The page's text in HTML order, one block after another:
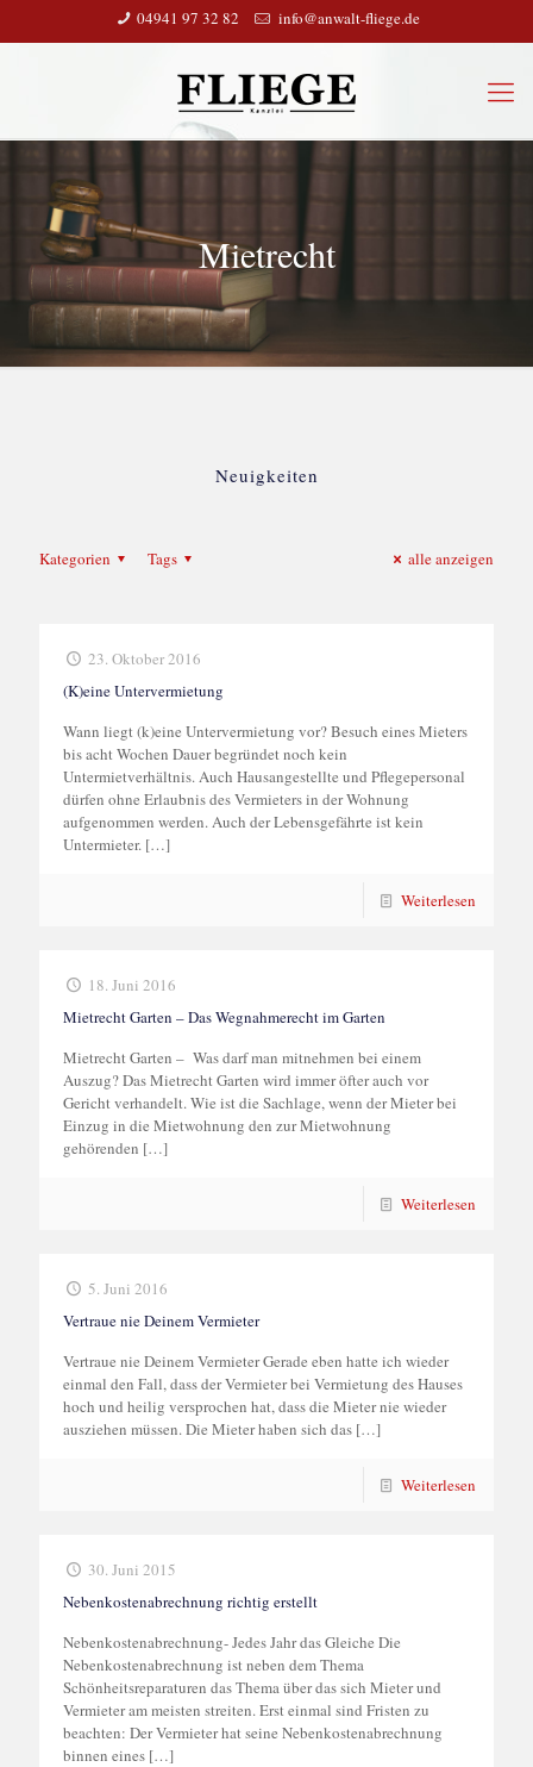
04941 97 32 82 info@anwalt-fliege.de
Mietrecht
Neuigkeiten
Kategorien Tags alle anzeigen
23. Oktober 2016
(K)eine Untervermietung
Wann liegt (k)eine Untervermietung vor? Besuch eines Mieters
bis acht Wochen Dauer begründet noch kein
Untermietverhältnis. Auch Hausangestellte und Pflegepersonal
dürfen ohne Erlaubnis des Vermieters in der Wohnung
aufgenommen werden. Auch der Lebensgefährte ist kein
Untermieter. […]
Weiterlesen
18. Juni 2016
Mietrecht Garten – Das Wegnahmerecht im Garten
Mietrecht Garten – Was darf man mitnehmen bei einem
Auszug? Das Mietrecht Garten wird immer öfter auch vor
Gericht verhandelt. Wie ist die Sachlage, wenn der Mieter bei
Einzug in die Mietwohnung den zur Mietwohnung
gehörenden […]
Weiterlesen
5. Juni 2016
Vertraue nie Deinem Vermieter
Vertraue nie Deinem Vermieter Gerade eben hatte ich wieder
einmal den Fall, dass der Vermieter bei Vermietung des Hauses
hoch und heilig versprochen hat, dass die Mieter nie wieder
ausziehen müssen. Die Mieter haben sich das […]
Weiterlesen
30. Juni 2015
Nebenkostenabrechnung richtig erstellt
Nebenkostenabrechnung- Jedes Jahr das Gleiche Die
Nebenkostenabrechnung ist neben dem Thema
Schönheitsreparaturen das Thema über das sich Mieter und
Vermieter am meisten streiten. Erst einmal sind Fristen zu
beachten: Der Vermieter hat seine Nebenkostenabrechnung
binnen eines […]